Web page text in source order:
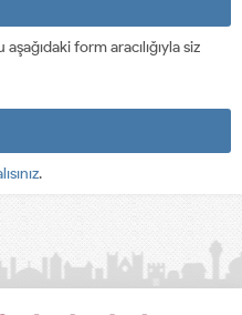
form aracılığıyla siz
.